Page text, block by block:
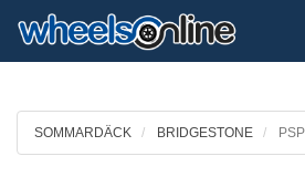
SOMMARDÄCK BRIDGESTONE